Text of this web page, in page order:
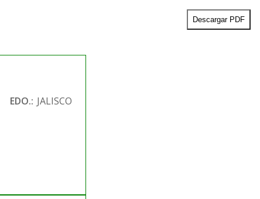
Descargar PDF
EDO.: JALISCO